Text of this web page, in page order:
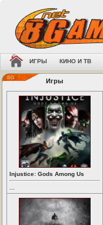
ИГРЫ КИНО И ТВ
Игры
Injustice: Gods Among Us